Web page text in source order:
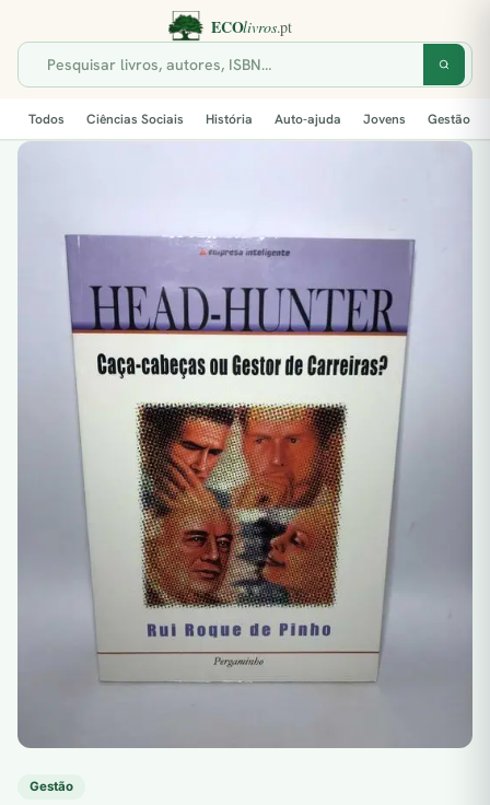
Todos Ciências Sociais História Auto-ajuda Jovens Gestão
Gestão